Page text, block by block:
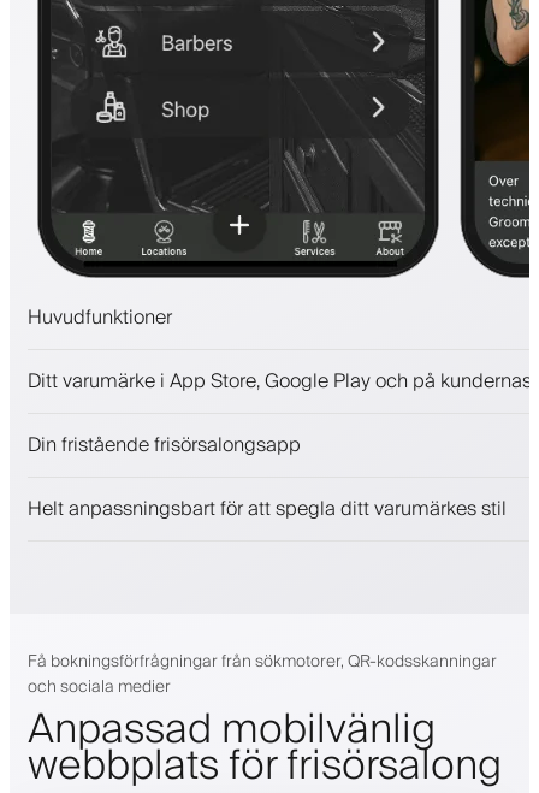
Huvudfunktioner
Betalningar, depositionsavgift
Engagera kunder med ett lojalitetsprogram
Ditt varumärke i App Store, Google Play och på
Din fristående frisörsalongsapp
Helt anpassningsbart för att spegla ditt varumärkes stil
Få bokningsförfrågningar från sökmotorer, QR-kodsskanningar
och sociala medier
Anpassad mobilvänlig
webbplats för frisörsalong